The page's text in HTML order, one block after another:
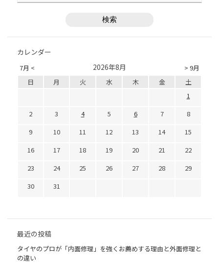
カレンダー
7月 < > 9月
2026年8月
日 月 火 水 木 金
土
1
2
3 4 5 6 7
8
9
10 11 12 13 14
15
16
17 18 19 20 21
22
23
24 25 26 27 28
29
30
31
最近の投稿
タイヤのプロが「内面修理」を強くお薦めする理由と外面修理と
の違い